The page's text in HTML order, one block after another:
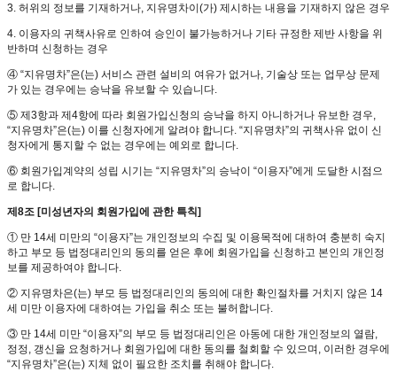
3. 허위의 정보를 기재하거나, 지유명차이(가) 제시하는 내용을 기재하지 않은 경우
4. 이용자의 귀책사유로 인하여 승인이 불가능하거나 기타 규정한 제반 사항을 위
반하며 신청하는 경우
④ “지유명차”은(는) 서비스 관련 설비의 여유가 없거나, 기술상 또는 업무상 문제
가 있는 경우에는 승낙을 유보할 수 있습니다.
⑤ 제3항과 제4항에 따라 회원가입신청의 승낙을 하지 아니하거나 유보한 경우,
“지유명차”은(는) 이를 신청자에게 알려야 합니다. “지유명차”의 귀책사유 없이 신
청자에게 통지할 수 없는 경우에는 예외로 합니다.
⑥ 회원가입계약의 성립 시기는 “지유명차”의 승낙이 “이용자”에게 도달한 시점으
로 합니다.
제8조 [미성년자의 회원가입에 관한 특칙]
① 만 14세 미만의 “이용자”는 개인정보의 수집 및 이용목적에 대하여 충분히 숙지
하고 부모 등 법정대리인의 동의를 얻은 후에 회원가입을 신청하고 본인의 개인정
보를 제공하여야 합니다.
② 지유명차은(는) 부모 등 법정대리인의 동의에 대한 확인절차를 거치지 않은 14
세 미만 이용자에 대하여는 가입을 취소 또는 불허합니다.
③ 만 14세 미만 “이용자”의 부모 등 법정대리인은 아동에 대한 개인정보의 열람,
정정, 갱신을 요청하거나 회원가입에 대한 동의를 철회할 수 있으며, 이러한 경우에
“지유명차”은(는) 지체 없이 필요한 조치를 취해야 합니다.